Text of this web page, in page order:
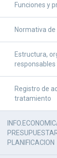
Funciones y
Normativa
Estructura,
responsables
Registro de
tratamiento
PLANIFICACION